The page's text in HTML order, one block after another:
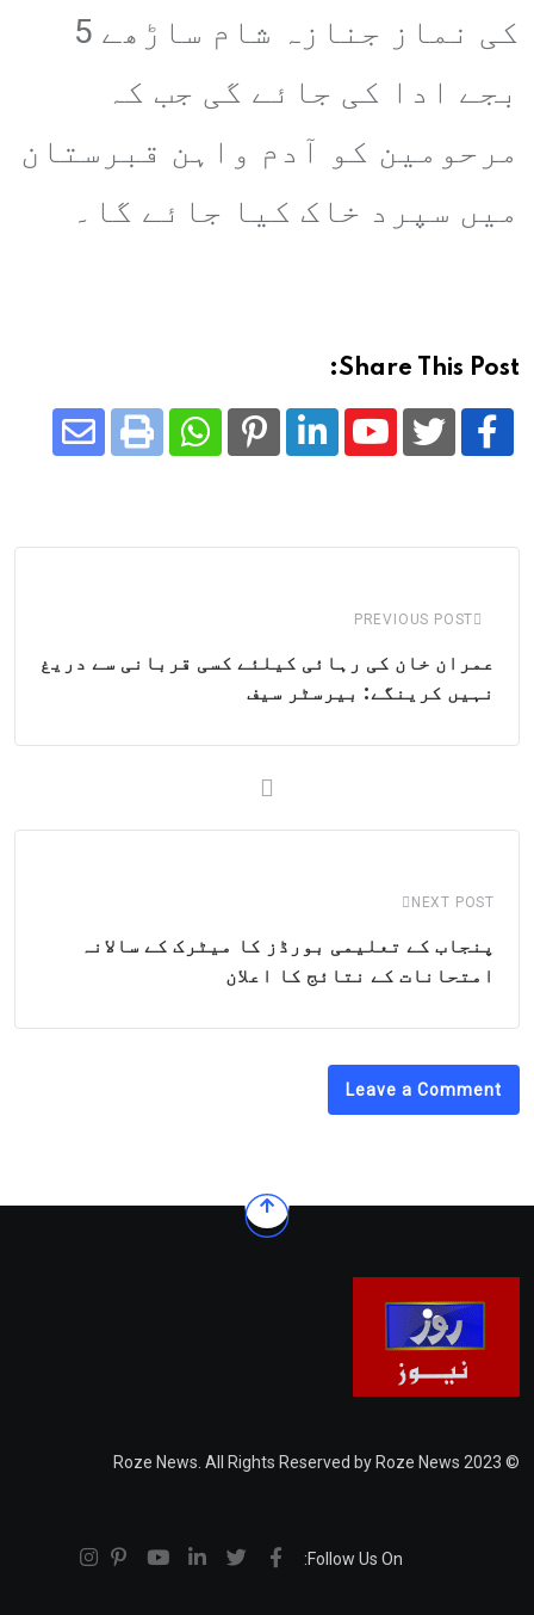
کی نماز جنازہ شام ساڑھے 5
بجے ادا کی جائے گی جب کہ
مرحومین کو آدم واہن قبرستان
میں سپرد خاک کیا جائے گا۔
Share This Post:
Youtube
LinkedIn
Pinterest
Whatsapp
Print
PREVIOUS POST
عمران خان کی رہائی کیلئے کسی قربانی سے دریغ
نہیں کرینگے: بیرسٹر سیف
NEXT POST
پنجاب کے تعلیمی بورڈز کا میٹرک کے سالانہ
امتحانات کے نتائج کا اعلان
Leave a Comment
© 2023 Roze News. All Rights Reserved by Roze News
Follow Us On: